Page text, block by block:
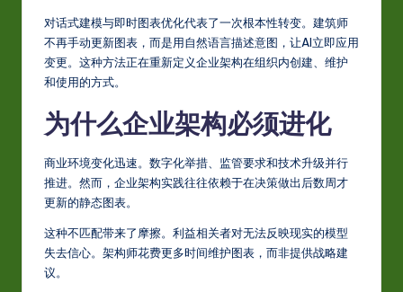
m
p
d
C
hi
对话式建模与即时图表优化代表了一次根本性转变。建筑师
不再手动更新图表，而是用自然语言描述意图，让AI立即应用
变更。这种方法正在重新定义企业架构在组织内创建、维护
和使用的方式。
为什么企业架构必须进化
商业环境变化迅速。数字化举措、监管要求和技术升级并行
推进。然而，企业架构实践往往依赖于在决策做出后数周才
更新的静态图表。
这种不匹配带来了摩擦。利益相关者对无法反映现实的模型
失去信心。架构师花费更多时间维护图表，而非提供战略建
议。